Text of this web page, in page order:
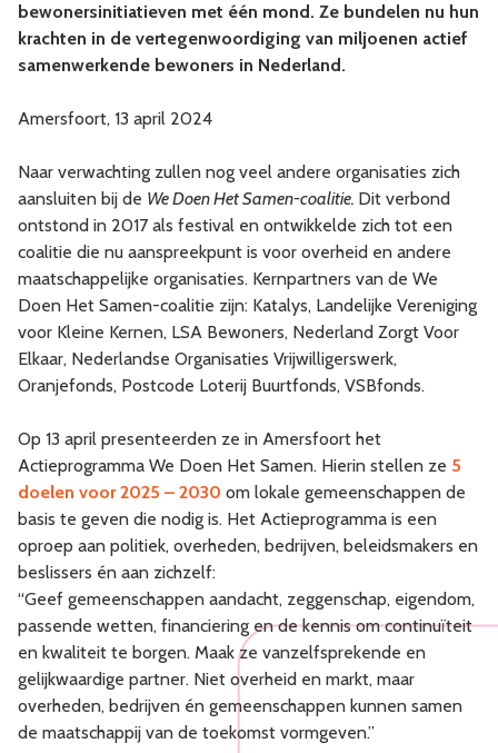
bewonersinitiatieven met één mond. Ze bundelen nu hun
krachten in de vertegenwoordiging van miljoenen actief
samenwerkende bewoners in Nederland.
Amersfoort, 13 april 2024
Naar verwachting zullen nog veel andere organisaties zich
aansluiten bij de We Doen Het Samen-coalitie. Dit verbond
ontstond in 2017 als festival en ontwikkelde zich tot een
coalitie die nu aanspreekpunt is voor overheid en andere
maatschappelijke organisaties. Kernpartners van de We
Doen Het Samen-coalitie zijn: Katalys, Landelijke Vereniging
voor Kleine Kernen, LSA Bewoners, Nederland Zorgt Voor
Elkaar, Nederlandse Organisaties Vrijwilligerswerk,
Oranjefonds, Postcode Loterij Buurtfonds, VSBfonds.
Op 13 april presenteerden ze in Amersfoort het
Actieprogramma We Doen Het Samen. Hierin stellen ze 5
doelen voor 2025 – 2030 om lokale gemeenschappen de
basis te geven die nodig is. Het Actieprogramma is een
oproep aan politiek, overheden, bedrijven, beleidsmakers en
beslissers én aan zichzelf:
“Geef gemeenschappen aandacht, zeggenschap, eigendom,
passende wetten, financiering en de kennis om continuïteit
en kwaliteit te borgen. Maak ze vanzelfsprekende en
gelijkwaardige partner. Niet overheid en markt, maar
overheden, bedrijven én gemeenschappen kunnen samen
de maatschappij van de toekomst vormgeven.”